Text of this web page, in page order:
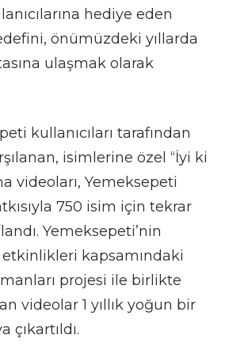
hediye eden
önümüzdeki yıllarda
ulaşmak olarak
kullanıcıları tarafından
isimlerine özel “İyi ki
videoları, Yemeksepeti
750 isim için tekrar
Yemeksepeti’nin
kapsamındaki
projesi ile birlikte
videolar 1 yıllık yoğun bir
çıkartıldı.